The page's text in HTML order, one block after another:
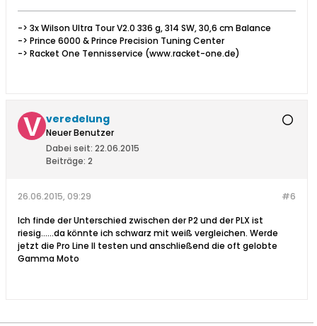
-> 3x Wilson Ultra Tour V2.0 336 g, 314 SW, 30,6 cm Balance
-> Prince 6000 & Prince Precision Tuning Center
-> Racket One Tennisservice (www.racket-one.de)
veredelung
Neuer Benutzer
Dabei seit: 22.06.2015
Beiträge: 2
#6
26.06.2015, 09:29
Ich finde der Unterschied zwischen der P2 und der PLX ist
riesig......da könnte ich schwarz mit weiß vergleichen. Werde
jetzt die Pro Line II testen und anschließend die oft gelobte
Gamma Moto